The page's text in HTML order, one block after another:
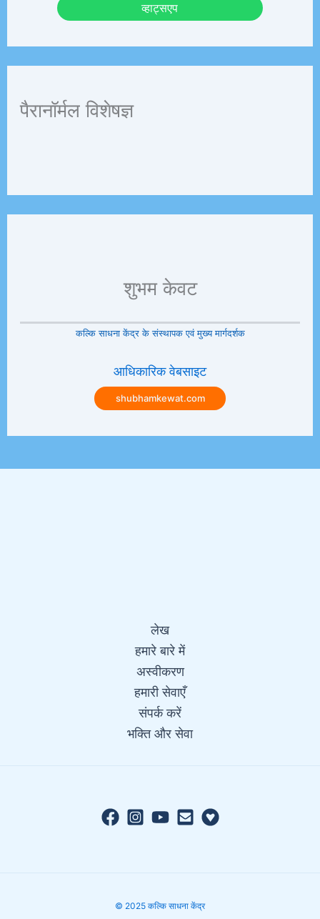
व्हाट्सएप
पैरानॉर्मल विशेषज्ञ
शुभम केवट
कल्कि साधना केंद्र के संस्थापक एवं मुख्य मार्गदर्शक
आधिकारिक वेबसाइट
shubhamkewat.com
लेख
हमारे बारे में
अस्वीकरण
हमारी सेवाएँ
संपर्क करें
भक्ति और सेवा
© 2025 कल्कि साधना केंद्र